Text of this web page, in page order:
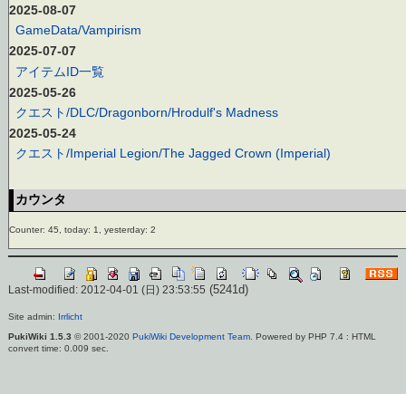
2025-08-07
GameData/Vampirism
2025-07-07
アイテムID一覧
2025-05-26
クエスト/DLC/Dragonborn/Hrodulf's Madness
2025-05-24
クエスト/Imperial Legion/The Jagged Crown (Imperial)
カウンタ
Counter: 45, today: 1, yesterday: 2
Last-modified: 2012-04-01 (日) 23:53:55 (5241d)
Site admin: Irrlicht
PukiWiki 1.5.3 © 2001-2020 PukiWiki Development Team. Powered by PHP 7.4 : HTML
convert time: 0.009 sec.